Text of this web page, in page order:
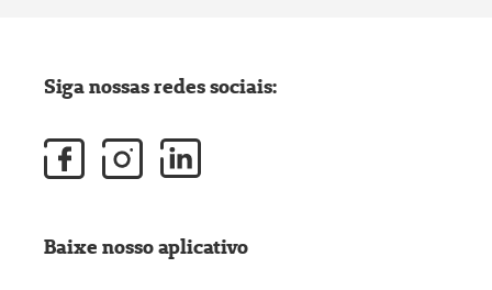
Siga nossas redes sociais:
Baixe nosso aplicativo